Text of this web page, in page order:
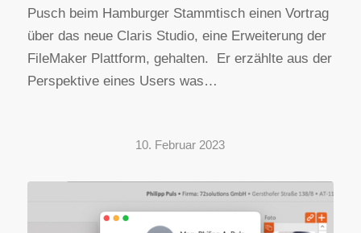
Pusch beim Hamburger Stammtisch einen Vortrag
über das neue Claris Studio, eine Erweiterung der
FileMaker Plattform, gehalten. Er erzählte aus der
Perspektive eines Users was…
10. Februar 2023